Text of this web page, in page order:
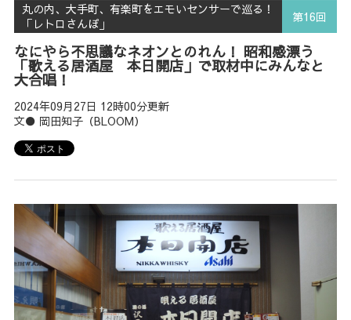
丸の内、大手町、有楽町をエモいセンサーで巡る！
「レトロさんぽ」
第16回
なにやら不思議なネオンとのれん！ 昭和感漂う
「歌える居酒屋 本日開店」で取材中にみんなと
大合唱！
2024年09月27日 12時00分更新
文● 岡田知子（BLOOM）